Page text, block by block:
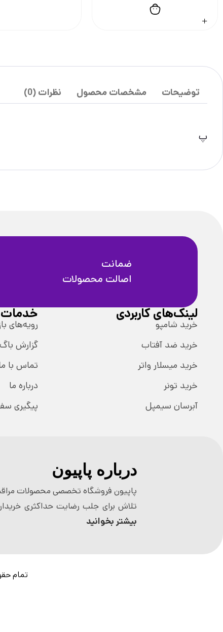
توضیحات مشخصات محصول نظرات (0)
پ
ضمانت
اصالت محصولات
لینک‌های کاربردی
خرید شامپو
خرید ضد آفتاب
خرید میسلار واتر
خرید تونر
آبرسان سیمپل
خدمات
رویه‌های
گزارش باگ
تماس با
درباره ما
پیگیری
درباره پاپیون
پاپیون فروشگاه تخصصی محصولات
تلاش برای جلب رضایت حداکثری
بیشتر بخوانید
تمام